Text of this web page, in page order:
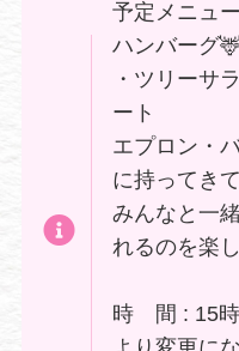
予定メニュ
ハンバーグ🦌
・ツリー
ート
エプロン・
に持ってき
みんなと一
れるのを楽
時 間 : 15